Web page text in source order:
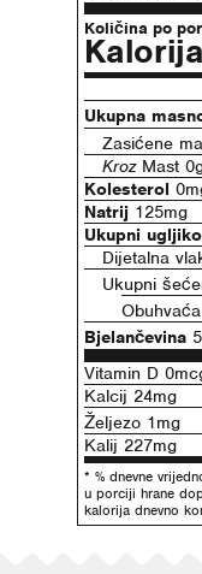
Količina po
Kalorija
Ukupna
Zasićene
KrozMast
Kolesterol
Natrij 125mg
Ukupni
Dijetalna
Ukupni
Bjelančevina
Vitamin D
Kalcij 24mg
Željezo 1mg
Kalij 227mg
* % dnevne
u porciji hrane
kalorija dnevno